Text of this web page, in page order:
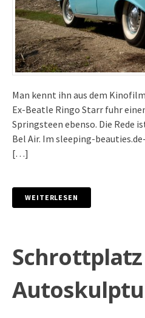
Man kennt ihn aus dem
Ex-Beatle Ringo Starr fuhr
Springsteen ebenso. Die Rede
Bel Air. Im sleeping-
[…]
WEITERLESEN